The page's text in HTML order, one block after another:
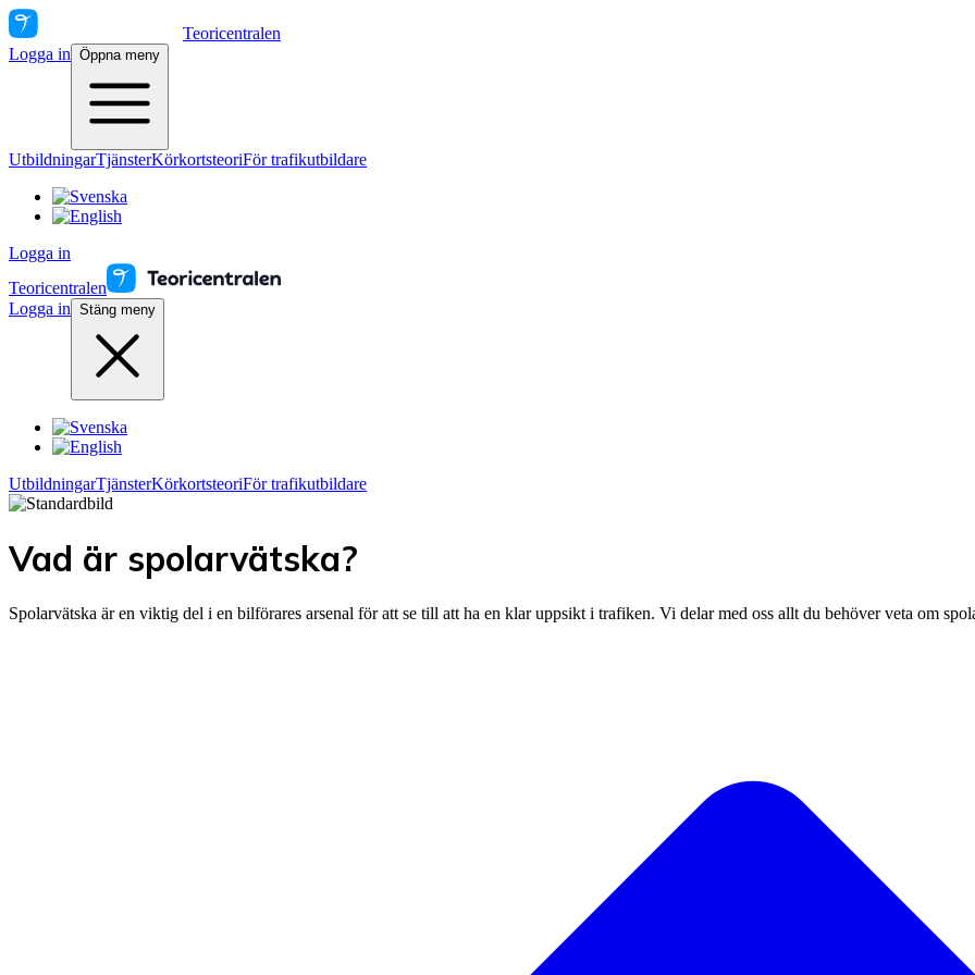
Teoricentralen
Logga in Öppna meny
UtbildningarTjänsterKörkortsteoriFör trafikutbildare
Logga in
Teoricentralen
Logga in Stäng meny
UtbildningarTjänsterKörkortsteoriFör trafikutbildare
Vad är spolarvätska?
Spolarvätska är en viktig del i en bilförares arsenal för att se till att ha en klar uppsikt i trafiken. Vi delar med oss allt du behöver veta om